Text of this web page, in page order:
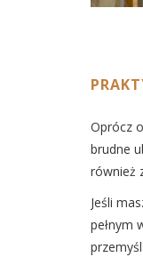
Oprócz
brudne
również
Jeśli
pełnym